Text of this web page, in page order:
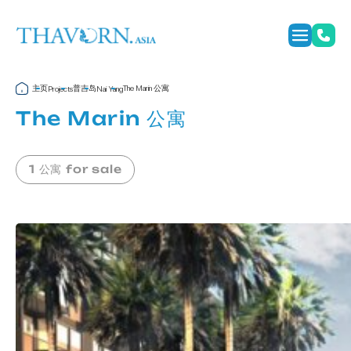
主页Projects普吉岛Nai YangThe Marin 公寓
The Marin 公寓
1 公寓 for sale